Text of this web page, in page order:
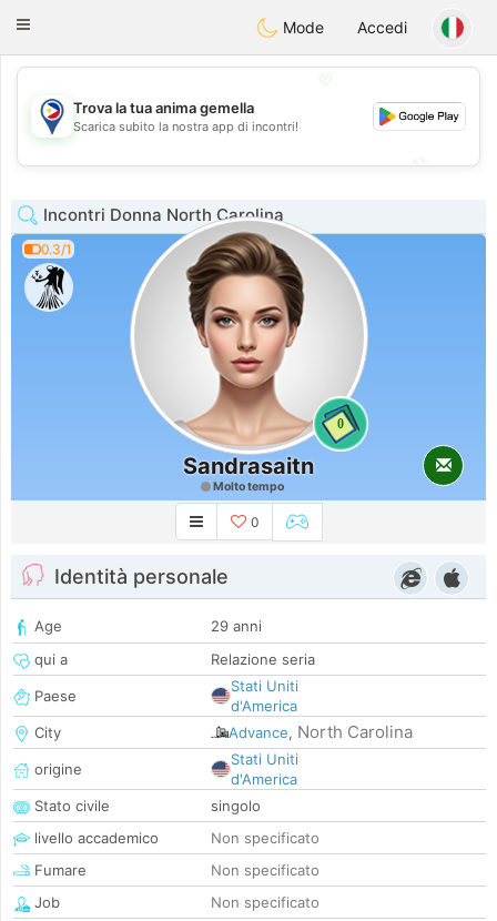
PhilippinesChat
Toggle
Mode Accedi
💖
💕
Trova la tua anima gemella
Scarica subito la nostra app di incontri!
Incontri Donna North Carolina
0.3/1
0
Sandrasaitn
Molto tempo
0
Identità personale
Age
29 anni
qui a
Relazione seria
Paese
Stati Uniti
d'America
City
Advance, North Carolina
origine
Stati Uniti
d'America
Stato civile
singolo
livello accademico
Non specificato
Fumare
Non specificato
Job
Non specificato